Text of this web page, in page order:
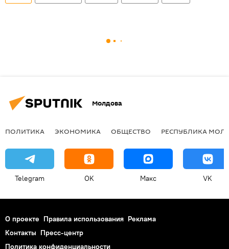
Молдова
ПОЛИТИКА ЭКОНОМИКА ОБЩЕСТВО РЕСПУБЛИКА
Telegram OK Макс VK
О проекте Правила использования Реклама
Контакты Пресс-центр
Политика конфиденциальности